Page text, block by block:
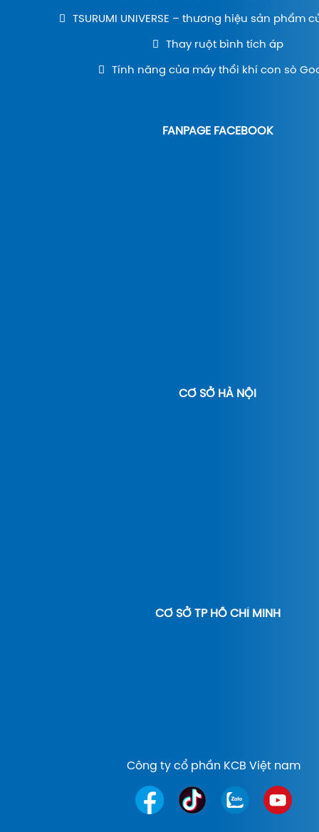
TSURUMI UNIVERSE – thương hiệu sản phẩm
Thay ruột bình tích áp
Tính năng của máy thổi khí con sò
FANPAGE FACEBOOK
CƠ SỞ HÀ NỘI
CƠ SỞ TP HỒ CHÍ MINH
Công ty cổ phần KCB Việt nam